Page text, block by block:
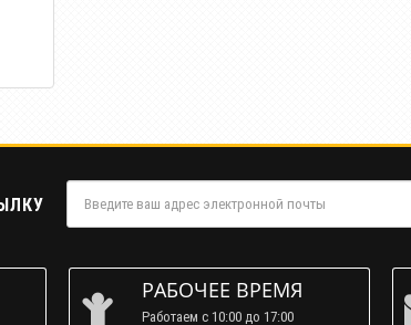
РАБОЧЕЕ ВРЕМЯ
Работаем c 10:00 до 17:00